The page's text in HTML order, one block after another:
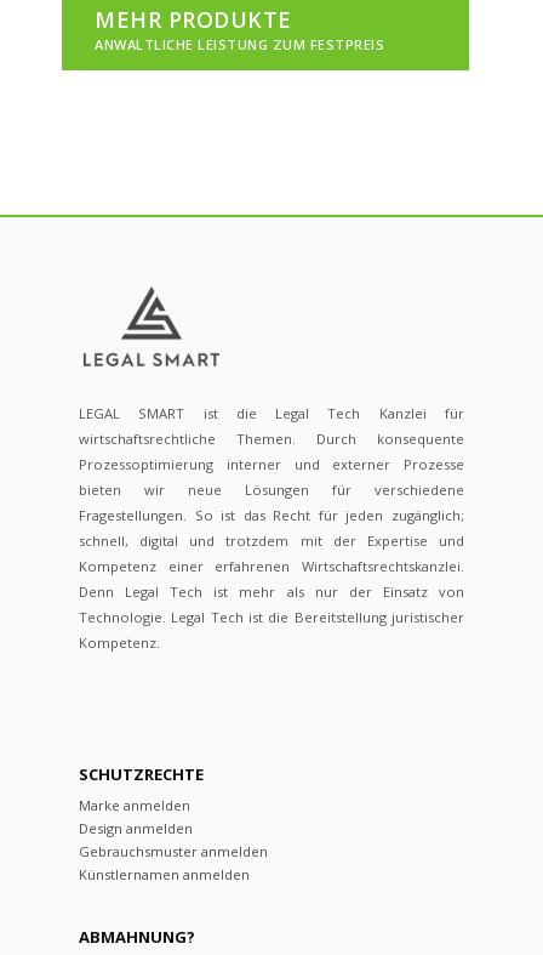
MEHR PRODUKTE
ANWALTLICHE LEISTUNG ZUM FESTPREIS
LEGAL SMART ist die Legal Tech Kanzlei für
wirtschaftsrechtliche Themen. Durch konsequente
Prozessoptimierung interner und externer Prozesse
bieten wir neue Lösungen für verschiedene
Fragestellungen. So ist das Recht für jeden zugänglich;
schnell, digital und trotzdem mit der Expertise und
Kompetenz einer erfahrenen Wirtschaftsrechtskanzlei.
Denn Legal Tech ist mehr als nur der Einsatz von
Technologie. Legal Tech ist die Bereitstellung juristischer
Kompetenz.
SCHUTZRECHTE
Marke anmelden
Design anmelden
Gebrauchsmuster anmelden
Künstlernamen anmelden
ABMAHNUNG?